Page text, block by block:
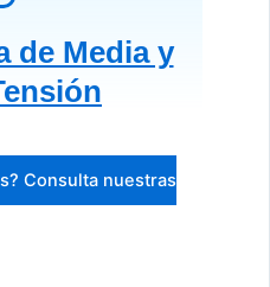
de Media y
Consulta nuestras